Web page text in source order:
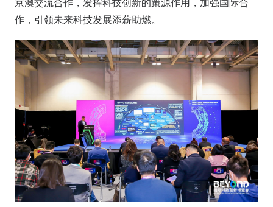
京澳交流合作，发挥科技创新的策源作用，加强国际合
作，引领未来科技发展添薪助燃。